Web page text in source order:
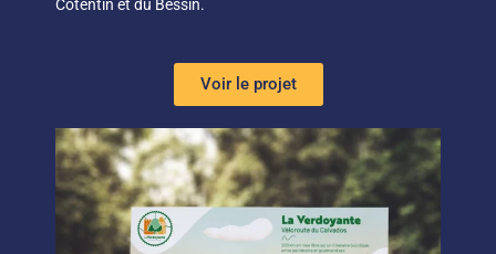
Cotentin et du Bessin.
Voir le projet